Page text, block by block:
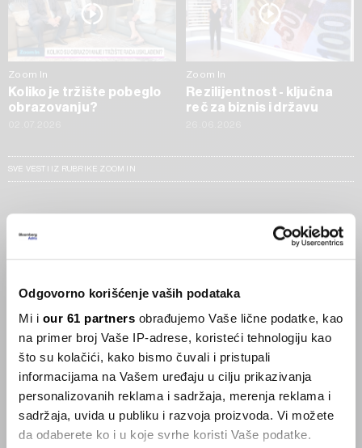
Odgovorno korišćenje vaših podataka
Mi i our 61 partners obrađujemo Vaše lične podatke, kao
na primer broj Vaše IP-adrese, koristeći tehnologiju kao
što su kolačići, kako bismo čuvali i pristupali
informacijama na Vašem uređaju u cilju prikazivanja
personalizovanih reklama i sadržaja, merenja reklama i
sadržaja, uvida u publiku i razvoja proizvoda. Vi možete
da odaberete ko i u koje svrhe koristi Vaše podatke.
Zoom In
Koliko je tržište pobeglo
obrazovanju?
Zoom In
Rezilijentnost - ključna
reč za biznis i državu
SVE VESTI IZ RUBRIKE ZOOM IN
Businessweek Adria
Korisnici GLP-1 lijekova mršave,
29.01.2026
Visok trošak selidbe kompanija iz Kine
05.12.2025
Privatni letovi postaju dostupan